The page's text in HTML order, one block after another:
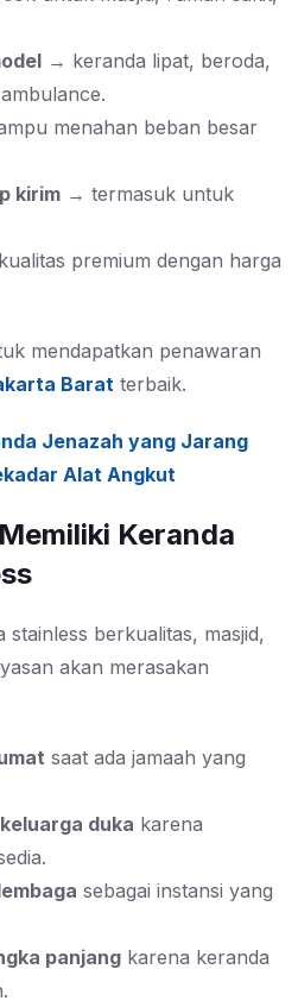
→ keranda lipat, beroda,
menahan beban besar
kirim → termasuk untuk
premium dengan harga
mendapatkan penawaran
Barat terbaik.
Jenazah yang Jarang
Alat Angkut
Keranda
stainless berkualitas, masjid,
akan merasakan
saat ada jamaah yang
duka karena
sebagai instansi yang
panjang karena keranda